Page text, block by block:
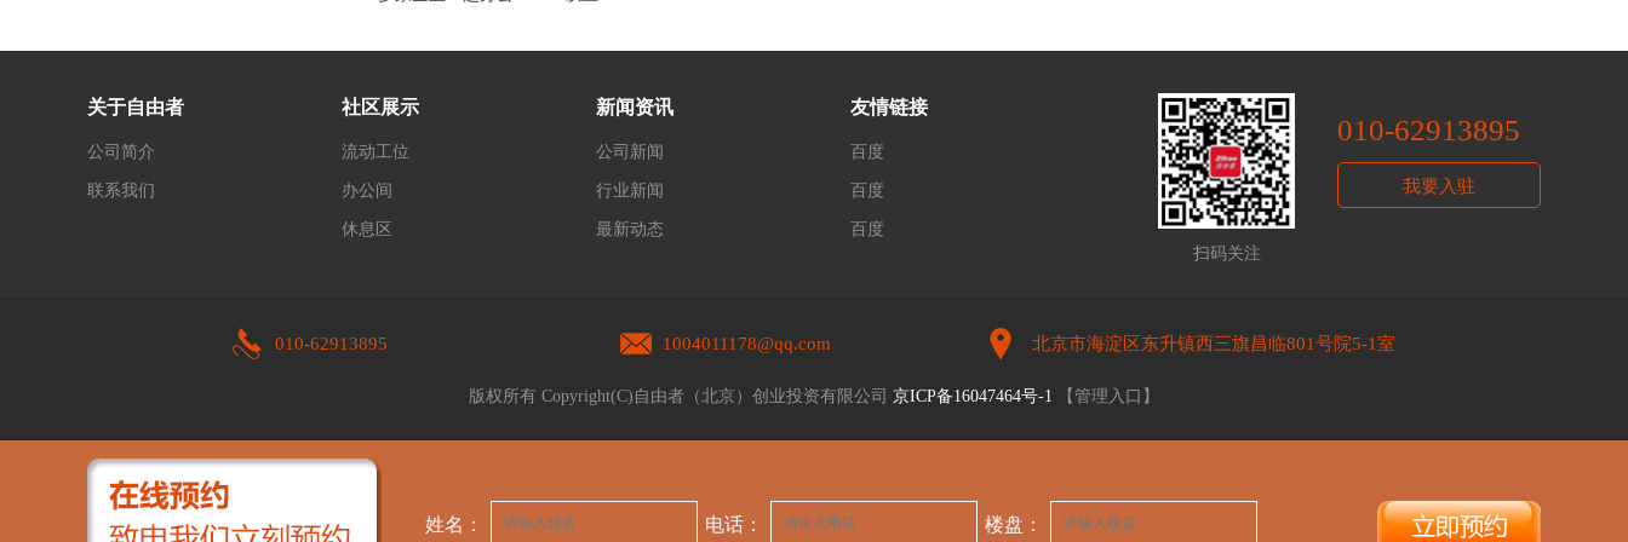
关于自由者
公司简介
联系我们
社区展示
流动工位
办公间
休息区
新闻资讯
公司新闻
行业新闻
最新动态
友情链接
百度
百度
百度
010-62913895
我要入驻
扫码关注
010-62913895 1004011178@qq.com 北京市海淀区东升镇西三旗昌临801号院5-1室
版权所有 Copyright(C)自由者（北京）创业投资有限公司 京ICP备16047464号-1 【 管理入口 】
姓名： 电话： 楼盘：